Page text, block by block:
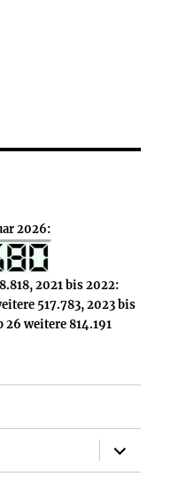
2026:
2021 bis 2022:
517.783, 2023 bis
26 weitere 814.191
öffnen